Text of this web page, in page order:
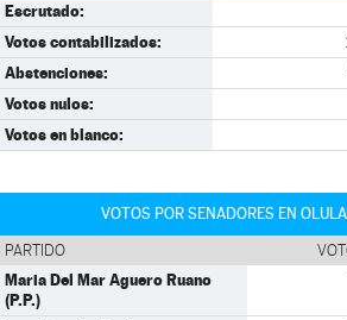
Escrutado:
Votos contabilizados:
Abstenciones:
Votos nulos:
Votos en blanco:
VOTOS POR SENADORES EN
PARTIDO
Maria Del Mar Aguero Ruano
(P.P.)